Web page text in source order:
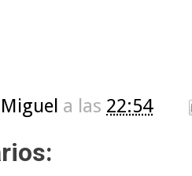
a las 22:54